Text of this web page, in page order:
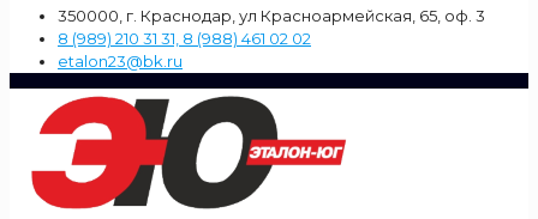
350000, г. Краснодар, ул Красноармейская, 65, оф. 3
8 (989) 210 31 31, 8 (988) 461 02 02
etalon23@bk.ru